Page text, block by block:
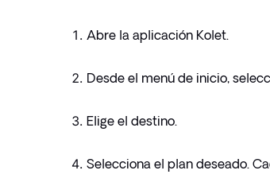
Abre la aplicación Kolet.
Desde el menú de inicio,
Elige el destino.
Selecciona el plan deseado.